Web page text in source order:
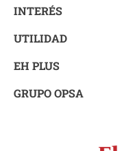
INTERÉS
UTILIDAD
EH PLUS
GRUPO OPSA